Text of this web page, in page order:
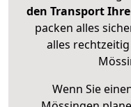
den Transport
packen alles
alles
Wenn Sie